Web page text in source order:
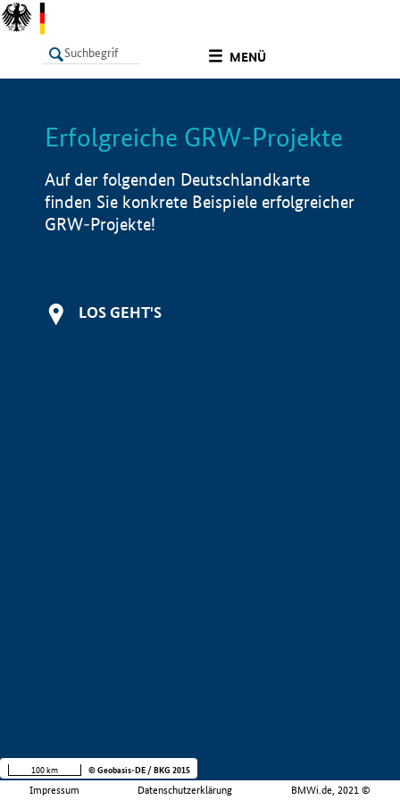
MENÜ
LISTE Info
Erfolgreiche GRW-Projekte
Auf der folgenden Deutschlandkarte
finden Sie konkrete Beispiele erfolgreicher
GRW-Projekte!
LOS GEHT'S
Impressum Datenschutzerklärung BMWi.de, 2021 ©
100 km © Geobasis-DE / BKG 2015